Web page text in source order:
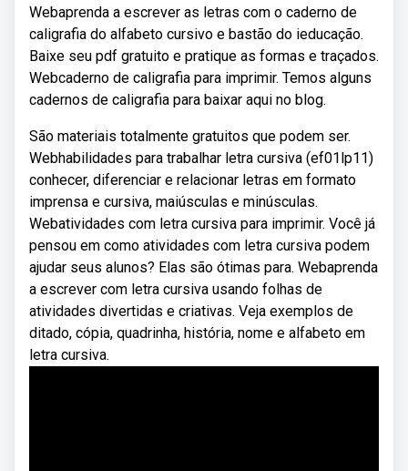
Webaprenda a escrever as letras com o caderno de
caligrafia do alfabeto cursivo e bastão do ieducação.
Baixe seu pdf gratuito e pratique as formas e traçados.
Webcaderno de caligrafia para imprimir. Temos alguns
cadernos de caligrafia para baixar aqui no blog.
São materiais totalmente gratuitos que podem ser.
Webhabilidades para trabalhar letra cursiva (ef01lp11)
conhecer, diferenciar e relacionar letras em formato
imprensa e cursiva, maiúsculas e minúsculas.
Webatividades com letra cursiva para imprimir. Você já
pensou em como atividades com letra cursiva podem
ajudar seus alunos? Elas são ótimas para. Webaprenda
a escrever com letra cursiva usando folhas de
atividades divertidas e criativas. Veja exemplos de
ditado, cópia, quadrinha, história, nome e alfabeto em
letra cursiva.